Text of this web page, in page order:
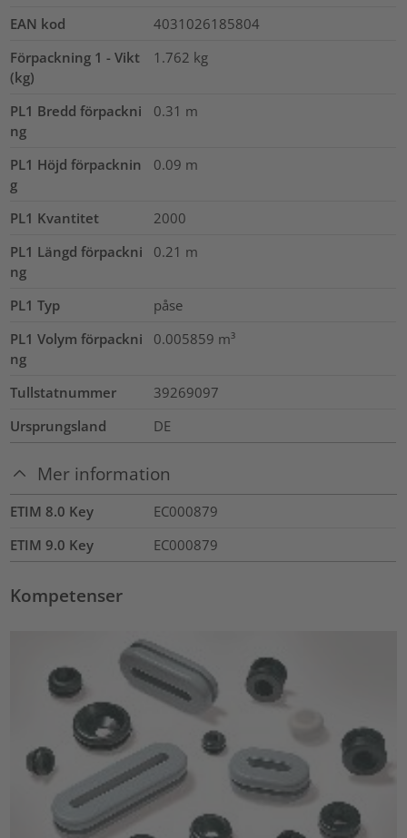
EAN kod
4031026185804
Förpackning 1 - Vikt
(kg)
1.762 kg
PL1 Bredd förpackni
ng
0.31 m
PL1 Höjd förpacknin
g
0.09 m
PL1 Kvantitet
2000
PL1 Längd förpackni
ng
0.21 m
PL1 Typ
påse
PL1 Volym förpackni
ng
0.005859 m³
Tullstatnummer
39269097
Ursprungsland
DE
Mer information
ETIM 8.0 Key
EC000879
ETIM 9.0 Key
EC000879
Kompetenser